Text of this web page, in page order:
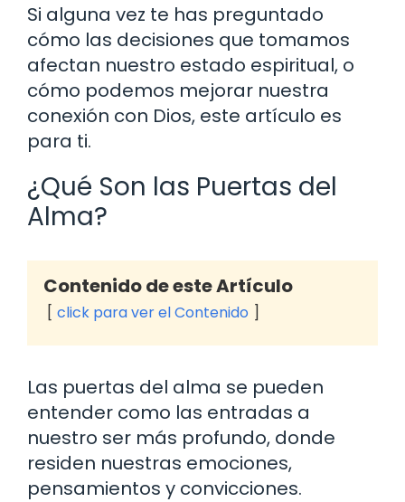
Si alguna vez te has preguntado
cómo las decisiones que tomamos
afectan nuestro estado espiritual, o
cómo podemos mejorar nuestra
conexión con Dios, este artículo es
para ti.
¿Qué Son las Puertas del
Alma?
Contenido de este Artículo
click para ver el Contenido
Las puertas del alma se pueden
entender como las entradas a
nuestro ser más profundo, donde
residen nuestras emociones,
pensamientos y convicciones.